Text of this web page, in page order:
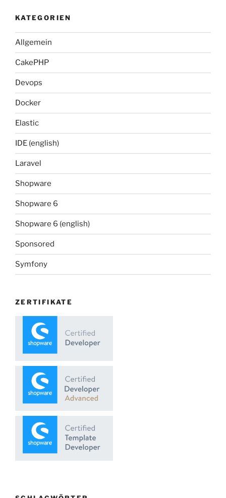
KATEGORIEN
Allgemein
CakePHP
Devops
Docker
Elastic
IDE (english)
Laravel
Shopware
Shopware 6
Shopware 6 (english)
Sponsored
Symfony
ZERTIFIKATE